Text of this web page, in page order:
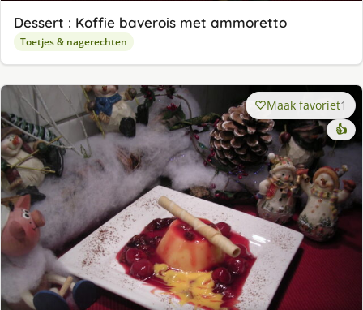
Dessert : Koffie baverois met ammoretto
Toetjes & nagerechten
Maak favoriet1
👍